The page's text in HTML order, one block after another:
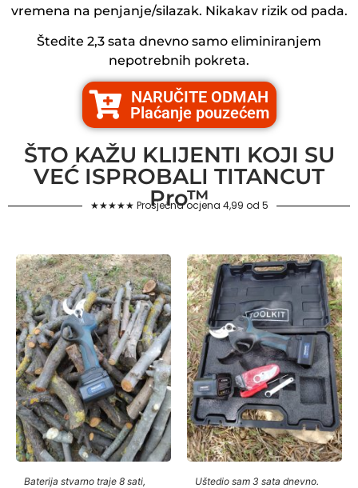
vremena na penjanje/silazak. Nikakav rizik od pada.
Štedite 2,3 sata dnevno samo eliminiranjem
nepotrebnih pokreta.
NARUČITE ODMAH
Plaćanje pouzećem
ŠTO KAŽU KLIJENTI KOJI SU
VEĆ ISPROBALI TITANCUT
Pro™
★★★★★ Prosječna ocjena 4,99 od 5
Baterija stvarno traje 8 sati,
Uštedio sam 3 sata dnevno.